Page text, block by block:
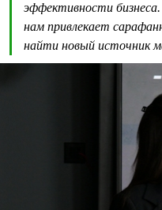
эффективности
нам привлекает
найти новый источник